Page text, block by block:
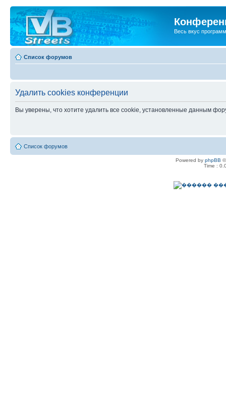
Весь вкус
Список форумов
Удалить cookies конференции
Вы уверены, что хотите удалить все cookie, установленные данным
Список форумов
Powered by phpBB
Time :